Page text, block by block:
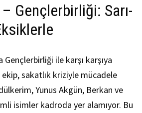
Gençlerbirliği: Sarı-
ile karşı karşıya
ekip, sakatlık kriziyle mücadele
Yunus Akgün, Berkan ve
isimler kadroda yer alamıyor. Bu